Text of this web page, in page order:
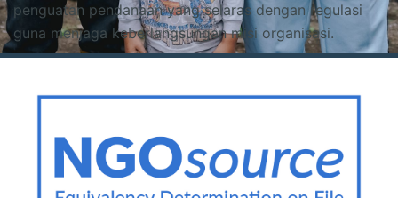
penguatan pendanaan yang selaras dengan regulasi
guna menjaga keberlangsungan misi organisasi.